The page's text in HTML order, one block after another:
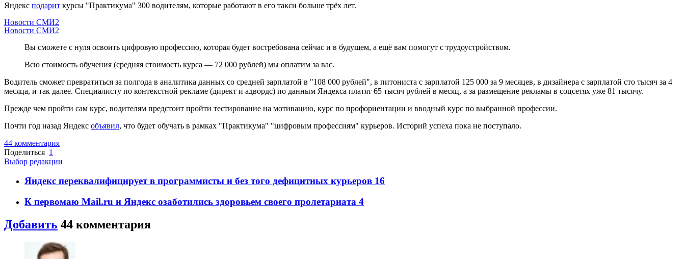
Яндекс подарит курсы "Практикума" 300 водителям, которые работают в его такси больше трёх лет.
Новости СМИ2
Новости СМИ2
Вы сможете с нуля освоить цифровую профессию, которая будет востребована сейчас и в будущем, а ещё вам помогут с трудоустройством.
Всю стоимость обучения (средняя стоимость курса — 72 000 рублей) мы оплатим за вас.
Водитель сможет превратиться за полгода в аналитика данных со средней зарплатой в "108 000 рублей", в питониста с зарплатой 125 000 за 9 месяцев, в дизайнера с зарплатой сто тысяч за 4
месяца, и так далее. Специалисту по контекстной рекламе (директ и адвордс) по данным Яндекса платят 65 тысяч рублей в месяц, а за размещение рекламы в соцсетях уже 81 тысячу.
Прежде чем пройти сам курс, водителям предстоит пройти тестирование на мотивацию, курс по профориентации и вводный курс по выбранной профессии.
Почти год назад Яндекс объявил, что будет обучать в рамках "Практикума" "цифровым профессиям" курьеров. Историй успеха пока не поступало.
44 комментария
Поделиться 1
Выбор редакции
Яндекс переквалифицирует в программисты и без того дефицитных курьеров 16
К первомаю Mаil.ru и Яндекс озаботились здоровьем своего пролетариата 4
Добавить 44 комментария